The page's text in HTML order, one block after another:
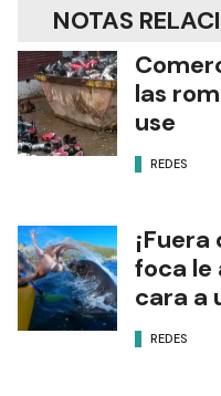
NOTAS
las
use
REDES
foca le
cara a
REDES